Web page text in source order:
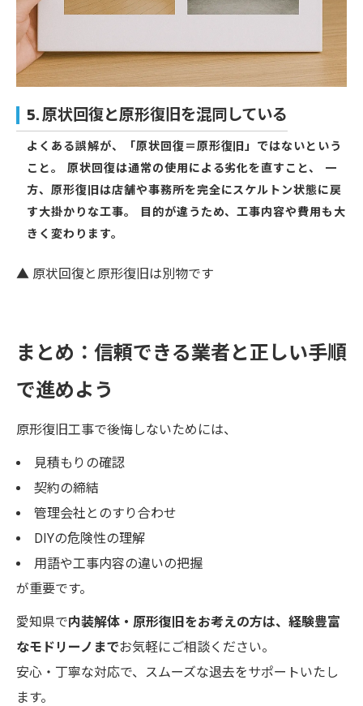
5. 原状回復と原形復旧を混同している
よくある誤解が、「原状回復＝原形復旧」ではないという
こと。 原状回復は通常の使用による劣化を直すこと、 一
方、原形復旧は店舗や事務所を完全にスケルトン状態に戻
す大掛かりな工事。 目的が違うため、工事内容や費用も大
きく変わります。
▲ 原状回復と原形復旧は別物です
まとめ：信頼できる業者と正しい手順
で進めよう
原形復旧工事で後悔しないためには、
見積もりの確認
契約の締結
管理会社とのすり合わせ
DIYの危険性の理解
用語や工事内容の違いの把握
が重要です。
愛知県で内装解体・原形復旧をお考えの方は、経験豊富
なモドリーノまでお気軽にご相談ください。
安心・丁寧な対応で、スムーズな退去をサポートいたし
ます。